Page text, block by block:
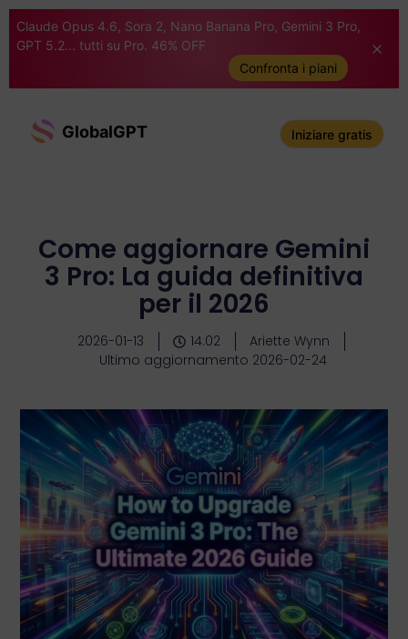
Claude Opus 4.6, Sora 2, Nano Banana Pro, Gemini 3 Pro,
GPT 5.2... tutti su Pro. 46% OFF
Confronta i piani
GlobalGPT Iniziare gratis
Come aggiornare Gemini
3 Pro: La guida definitiva
per il 2026
2026-01-13 14:02
Ariette Wynn
Ultimo aggiornamento 2026-02-24